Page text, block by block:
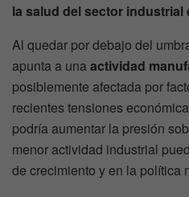
la salud del sector
Al quedar por debajo del
apunta a unaactividad
posiblemente afectada por
recientes tensiones
podría aumentar la presión
menor actividad industrial
de crecimiento y en la política